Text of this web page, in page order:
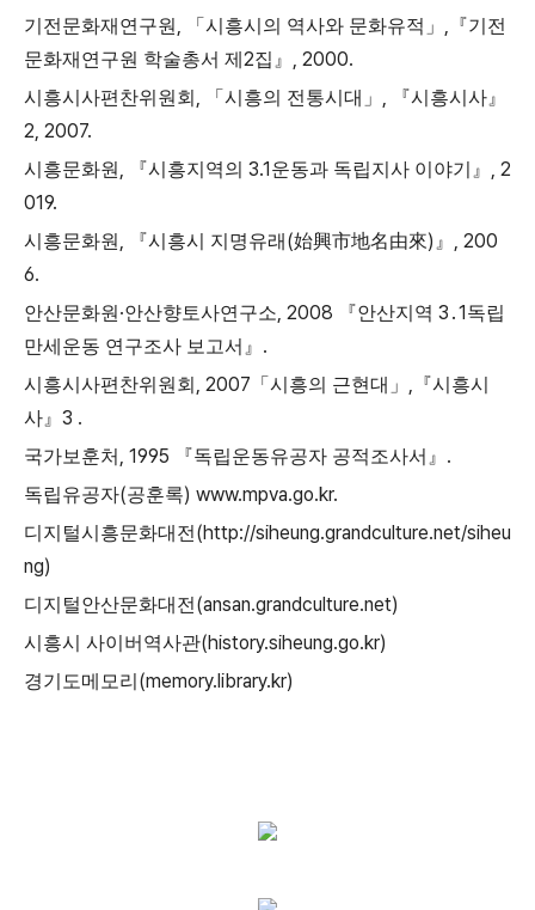
기전문화재연구원 , 「 시흥시의 역사와 문화유적 」 , 『기전
문화재연구원 학술총서 제 2집 』 , 2000.
시흥시사편찬위원회 , 「 시흥의 전통시대 」 , 『시흥시사 』
2, 2007.
시흥문화원 , 『시흥지역의 3.1운동과 독립지사 이야기 』 , 2
019.
시흥문화원 , 『시흥시 지명유래 (始興市地名由來) 』 , 200
6.
안산문화원 ·안산향토사연구소, 2008 『안산지역 3 ․1독립
만세운동 연구조사 보고서 』 .
시흥시사편찬위원회 , 2007 「 시흥의 근현대 」 , 『시흥시
사 』 3 .
국가보훈처 , 1995 『독립운동유공자 공적조사서 』 .
독립유공자(공훈록) www.mpva.go.kr.
디지털시흥문화대전 (http://siheung.grandculture.net/siheu
ng)
디지털안산문화대전 (ansan.grandculture.net)
시흥시 사이버역사관(history.siheung.go.kr)
경기도메모리 (memory.library.kr)